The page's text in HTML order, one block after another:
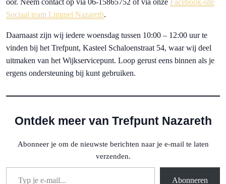
Sociaal team Limmel Nazareth.
Daarnaast zijn wij iedere woensdag tussen 10:00 – 12:00 uur te
vinden bij het Trefpunt, Kasteel Schaloenstraat 54, waar wij deel
uitmaken van het Wijkservicepunt. Loop gerust eens binnen als je
ergens ondersteuning bij kunt gebruiken.
Ontdek meer van Trefpunt Nazareth
Abonneer je om de nieuwste berichten naar je e-mail te laten
verzenden.
Typ je e-mail...
Abonneren